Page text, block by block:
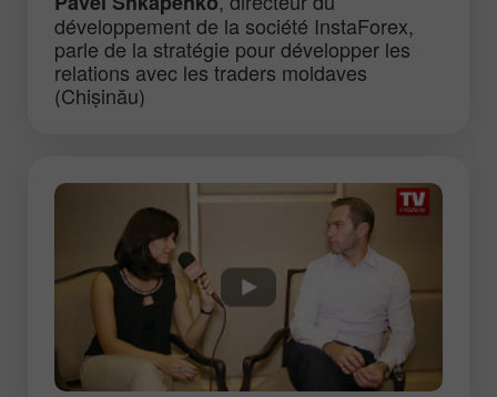
développement de la société InstaForex,
parle de la stratégie pour développer les
relations avec les traders moldaves
(Chișinău)